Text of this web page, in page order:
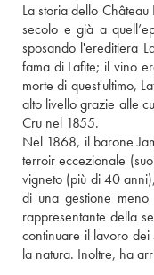
La storia dello
secolo e già a
sposando l'ereditiera
fama di Lafite; il vino
morte di quest'ultimo,
alto livello grazie alle
Cru nel 1855.
Nel 1868, il barone
terroir eccezionale
vigneto (più di 40
di una gestione
rappresentante della
continuare il lavoro
la natura. Inoltre, ha